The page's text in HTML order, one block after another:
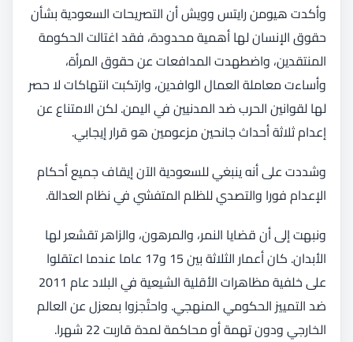
وأكدت هيومن رايتس وويش أن التصريحات السعودية بشأن
حقوق الإنسان لها أهمية محدودة، فقد اغتالت الحكومة
المنتقدين، واضطهدت المدافعات عن حقوق المرأة،
وأساءت معاملة العمال الوافدين، وارتكبت انتهاكات لا حصر
لها لقوانين الحرب ضد المدنيين في اليمن. لكن الامتناع عن
إعدام ثلاثة أحداث جانحين مزعومين هو قرار إيجابي.
وشددت على أنه ينبغي للسعودية الآن إيقاف جميع أحكام
الإعدام فورا والتصدي للظلم المتفشي في نظام العدالة.
ونبهت إلى أن قضايا النمر، والمرهون، والزاهر تقشعر لها
الأبدان. كان أعمار الثلاثة بين 15 و17 عاما عندما اعتقلوا
على خلفية مظاهرات الأقلية الشيعية في البلاد عام 2011
ضد التمييز الحكومي المنهجي. واحتُجزوا بمعزل عن العالم
الخارجي ودون تهمة أو محاكمة لمدة قاربت 22 شهرا.